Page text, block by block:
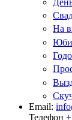
На
Email:
Телефон